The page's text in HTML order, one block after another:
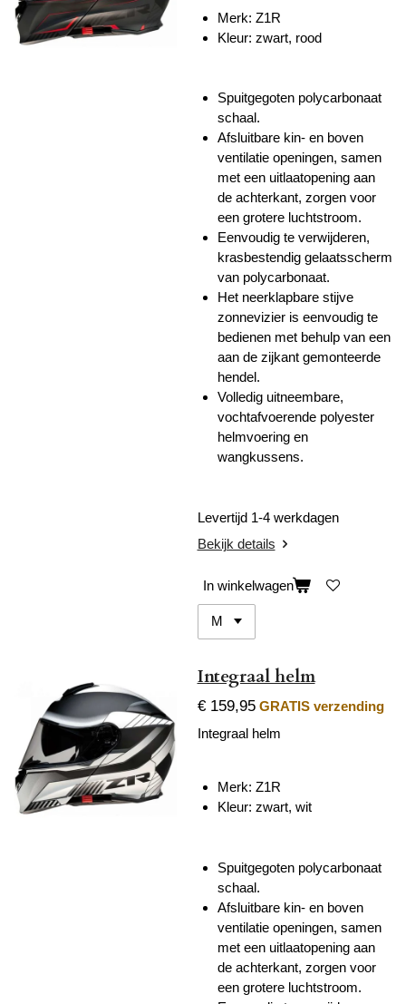
Merk: Z1R
Kleur: zwart, rood
Spuitgegoten polycarbonaat
schaal.
Afsluitbare kin- en boven
ventilatie openingen, samen
met een uitlaatopening aan
de achterkant, zorgen voor
een grotere luchtstroom.
Eenvoudig te verwijderen,
krasbestendig gelaatsscherm
van polycarbonaat.
Het neerklapbare stijve
zonnevizier is eenvoudig te
bedienen met behulp van een
aan de zijkant gemonteerde
hendel.
Volledig uitneembare,
vochtafvoerende polyester
helmvoering en
wangkussens.
Levertijd 1-4 werkdagen
Bekijk details
In winkelwagen
Integraal helm
€ 159,95 GRATIS verzending
Integraal helm
Merk: Z1R
Kleur: zwart, wit
Spuitgegoten polycarbonaat
schaal.
Afsluitbare kin- en boven
ventilatie openingen, samen
met een uitlaatopening aan
de achterkant, zorgen voor
een grotere luchtstroom.